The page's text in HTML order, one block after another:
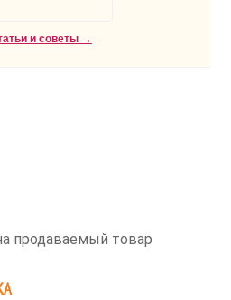
и советы →
продаваемый товар